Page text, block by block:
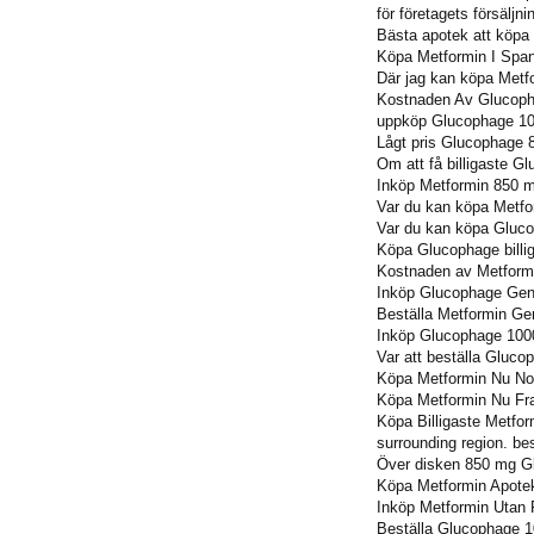
för företagets
Bästa apotek att
Köpa Metformin I
Där jag kan köpa
Kostnaden Av
uppköp Glucophage
Lågt pris Glucophage
Om att få billigaste
Inköp Metformin 850
Var du kan köpa
Var du kan köpa
Köpa Glucophage
Kostnaden av
Inköp Glucophage
Beställa Metformin
Inköp Glucophage
Var att beställa
Köpa Metformin Nu
Köpa Metformin Nu
Köpa Billigaste
surrounding region.
Över disken 850 mg
Köpa Metformin
Inköp Metformin
Beställa Glucophage